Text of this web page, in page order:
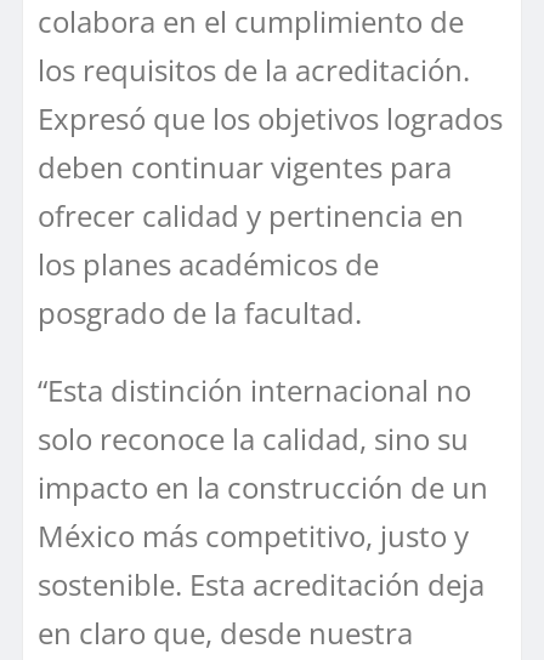
colabora en el cumplimiento de
los requisitos de la acreditación.
Expresó que los objetivos logrados
deben continuar vigentes para
ofrecer calidad y pertinencia en
los planes académicos de
posgrado de la facultad.
“Esta distinción internacional no
solo reconoce la calidad, sino su
impacto en la construcción de un
México más competitivo, justo y
sostenible. Esta acreditación deja
en claro que, desde nuestra